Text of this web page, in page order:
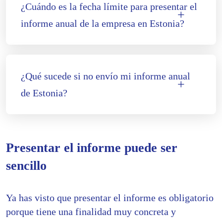
¿Cuándo es la fecha límite para presentar el
informe anual de la empresa en Estonia?
¿Qué sucede si no envío mi informe anual
de Estonia?
Presentar el informe puede ser
sencillo
Ya has visto que presentar el informe es obligatorio
porque tiene una finalidad muy concreta y